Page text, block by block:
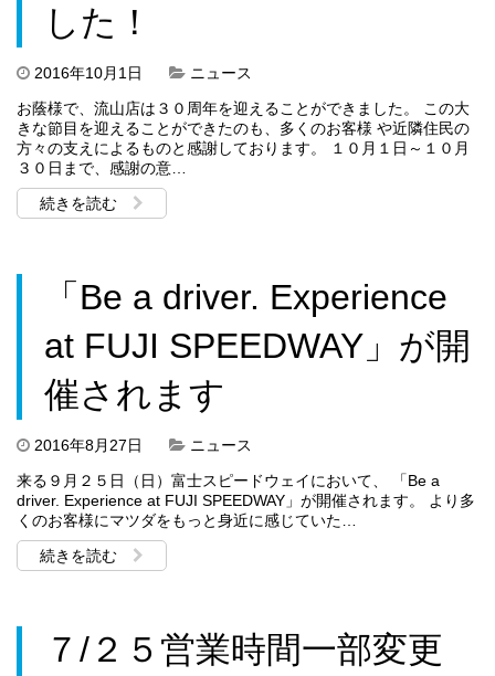
した！
2016年10月1日
ニュース
お蔭様で、流山店は３０周年を迎えることができました。 この大
きな節目を迎えることができたのも、多くのお客様 や近隣住民の
方々の支えによるものと感謝しております。 １０月１日～１０月
３０日まで、感謝の意…
続きを読む
「Be a driver. Experience
at FUJI SPEEDWAY」が開
催されます
2016年8月27日
ニュース
来る９月２５日（日）富士スピードウェイにおいて、 「Be a
driver. Experience at FUJI SPEEDWAY」が開催されます。 より多
くのお客様にマツダをもっと身近に感じていた…
続きを読む
７/２５営業時間一部変更